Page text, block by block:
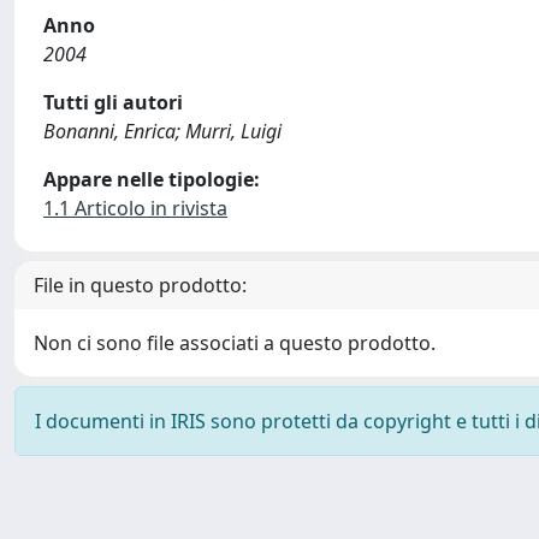
Anno
2004
Tutti gli autori
Bonanni, Enrica; Murri, Luigi
Appare nelle tipologie:
1.1 Articolo in rivista
File in questo prodotto:
Non ci sono file associati a questo prodotto.
I documenti in IRIS sono protetti da copyright e tutti i